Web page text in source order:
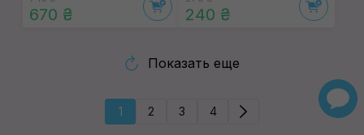
670 ₴ 240 ₴
Показать еще
1 2 3 4